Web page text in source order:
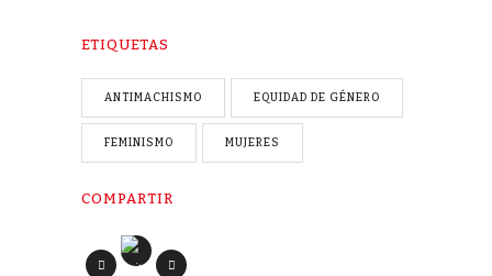
ETIQUETAS
ANTIMACHISMO EQUIDAD DE GÉNERO
FEMINISMO MUJERES
COMPARTIR